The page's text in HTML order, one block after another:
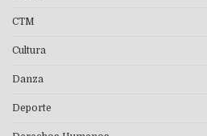
CTM
Cultura
Danza
Deporte